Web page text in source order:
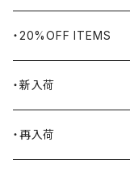
BLUCO
Blundstone
BLACK JACK BOOTS
腕時計
ブランケット
食品
ライター
・20%OFF ITEMS
・新入荷
2026.7.31
・再入荷